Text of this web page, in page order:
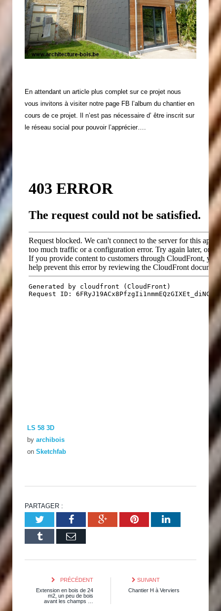
En attendant un article plus complet sur ce projet nous
vous invitons à visiter notre page FB l’album du chantier en
cours de ce projet. Il n’est pas nécessaire d’ être inscrit sur
le réseau social pour pouvoir l’apprécier….
LS 58 3D
by archibois
on Sketchfab
PARTAGER :
TwitterFacebookGoogle+PinterestLinkedIn
Tumblr Email
PRÉCÉDENT
Extension en bois de 24
m2, un peu de bois
avant les champs …
SUIVANT
Chantier H à Verviers